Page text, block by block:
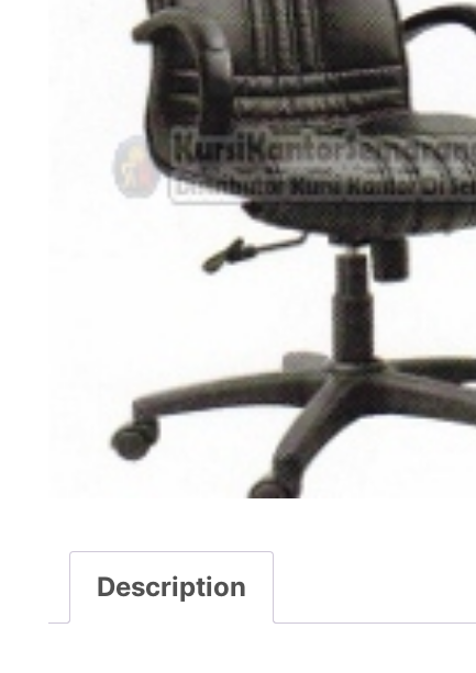
Description